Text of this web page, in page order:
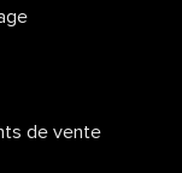
de vente